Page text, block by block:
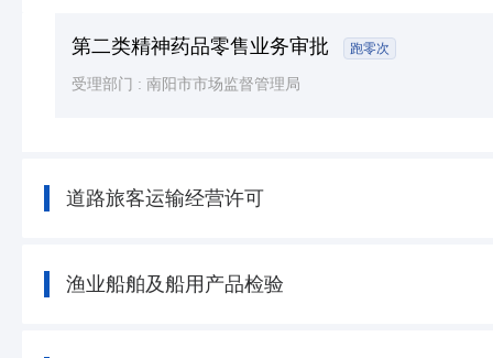
第二类精神药品零售业务审批 跑零次
受理部门 : 南阳市市场监督管理局
道路旅客运输经营许可
渔业船舶及船用产品检验